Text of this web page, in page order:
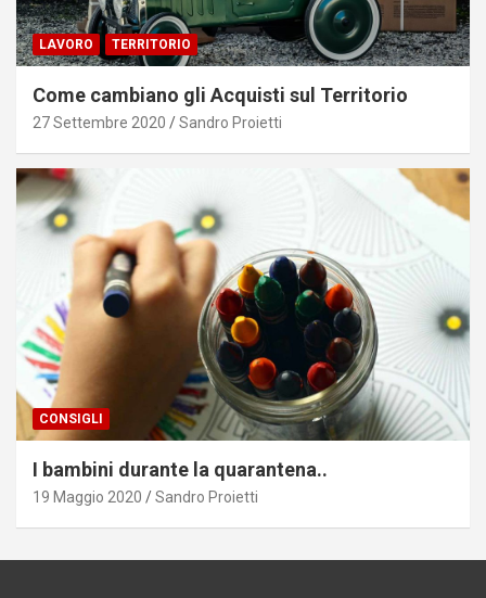
LAVORO TERRITORIO
Come cambiano gli Acquisti sul Territorio
27 Settembre 2020 Sandro Proietti
CONSIGLI
I bambini durante la quarantena..
19 Maggio 2020 Sandro Proietti